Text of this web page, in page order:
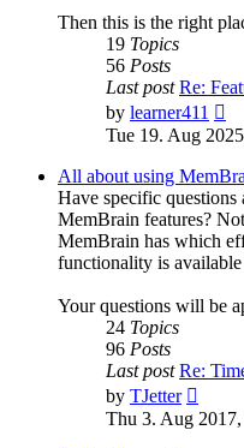
Then this is the right
19 Topics
56 Posts
Last post Re:
by learner411
the
Tue 19. Aug
All about using
Have specific
MemBrain features?
MemBrain has which
functionality is
Your questions will be
24 Topics
96 Posts
Last post Re:
by TJetter
the
Thu 3. Aug